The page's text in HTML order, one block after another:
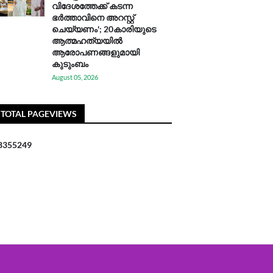
വിദേശത്തേക്ക് കടന്ന
ഭർത്താവിനെ അറസ്റ്റ്
ചെയ്യണം'; 20കാരിയുടെ
ആത്മഹത്യയിൽ
ആരോപണങ്ങളുമായി
കുടുംബം
August 05, 2026
TOTAL PAGEVIEWS
355249